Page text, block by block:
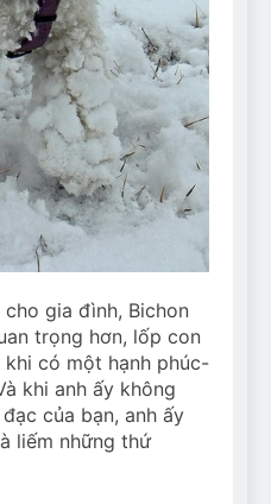
gia đình, Bichon
trọng hơn, lốp con
có một hạnh phúc-
khi anh ấy không
của bạn, anh ấy
liếm những thứ